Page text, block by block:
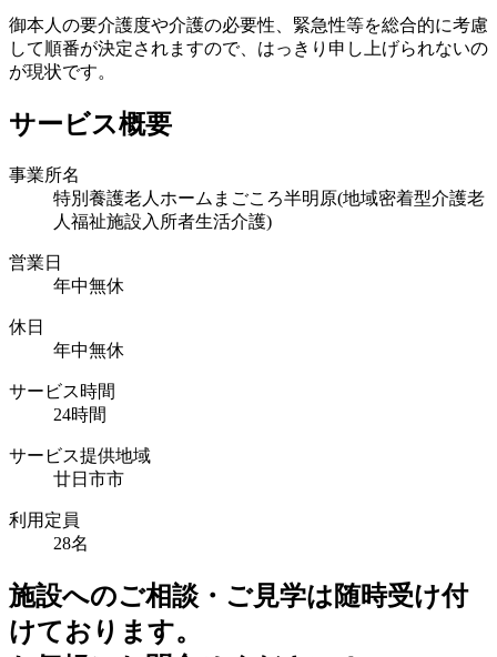
御本人の要介護度や介護の必要性、緊急性等を総合的に考慮
して順番が決定されますので、はっきり申し上げられないの
が現状です。
サービス概要
事業所名
特別養護老人ホームまごころ半明原(地域密着型介護老
人福祉施設入所者生活介護)
営業日
年中無休
休日
年中無休
サービス時間
24時間
サービス提供地域
廿日市市
利用定員
28名
施設へのご相談・ご見学は随時受け付
けております。